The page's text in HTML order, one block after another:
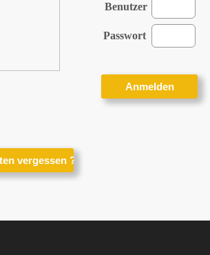
Benutzer
Passwort